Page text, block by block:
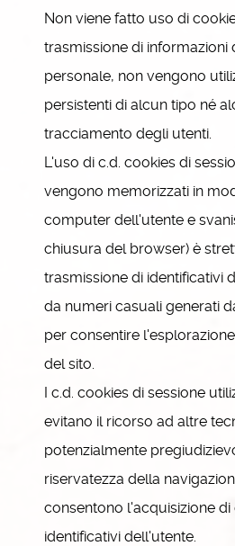
Non viene fatto uso di
trasmissione di informazioni
personale, non vengono
persistenti di alcun tipo né
tracciamento degli utenti.
L'uso di c.d. cookies di
vengono memorizzati in
computer dell'utente e
chiusura del browser) è
trasmissione di identificativi
da numeri casuali generati
per consentire
del sito.
I c.d. cookies di sessione
evitano il ricorso ad altre
potenzialmente
riservatezza della
consentono l'acquisizione di
identificativi dell'utente.